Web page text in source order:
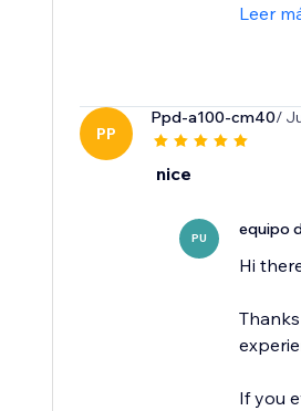
Leer
PP
Ppd-a100-cm40/
nice
PU equipo
Hi
If you